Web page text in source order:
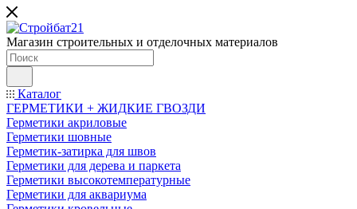
Магазин строительных и отделочных материалов
Каталог
ГЕРМЕТИКИ + ЖИДКИЕ ГВОЗДИ
Герметики акриловые
Герметики шовные
Герметик-затирка для швов
Герметики для дерева и паркета
Герметики высокотемпературные
Герметики для аквариума